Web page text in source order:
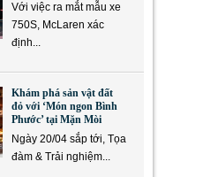
Với việc ra mắt mẫu xe
750S, McLaren xác
định...
Khám phá sản vật đất
đỏ với ‘Món ngon Bình
Phước’ tại Mặn Mòi
Ngày 20/04 sắp tới, Tọa
đàm & Trải nghiệm...